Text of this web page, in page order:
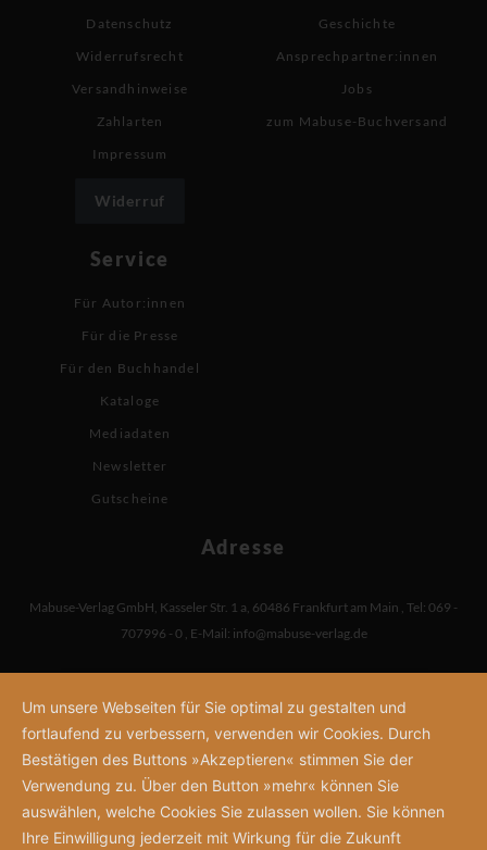
Datenschutz
Widerrufsrecht
Versandhinweise
Zahlarten
Impressum
Widerruf
Geschichte
Ansprechpartner:innen
Jobs
zum Mabuse-Buchversand
Service
Für Autor:innen
Für die Presse
Für den Buchhandel
Kataloge
Mediadaten
Newsletter
Gutscheine
Adresse
Mabuse-Verlag GmbH Kasseler Str. 1 a 60486 Frankfurt am Main Tel: 069 -
707996 - 0 E-Mail: info@mabuse-verlag.de
Um unsere Webseiten für Sie optimal zu gestalten und
fortlaufend zu verbessern, verwenden wir Cookies. Durch
Bestätigen des Buttons »Akzeptieren« stimmen Sie der
Verwendung zu. Über den Button »mehr« können Sie
auswählen, welche Cookies Sie zulassen wollen. Sie können
Ihre Einwilligung jederzeit mit Wirkung für die Zukunft